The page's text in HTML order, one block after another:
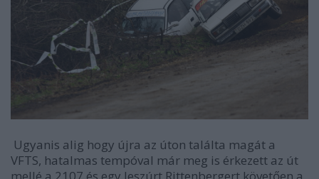
Ugyanis alig hogy újra az úton találta magát a
VFTS, hatalmas tempóval már meg is érkezett az út